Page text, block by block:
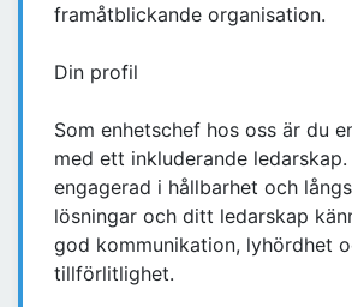
framåtblickande organisation.
Din profil
Som enhetschef hos oss är du
med ett inkluderande ledarskap.
engagerad i hållbarhet och
lösningar och ditt ledarskap
god kommunikation, lyhördhet
tillförlitlighet.